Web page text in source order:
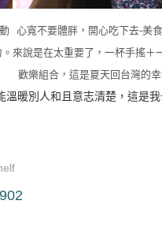
心寬不要體胖，開心吃下去-美
來說是在太重要了，一杯手搖＋
歡樂組合，這是夏天回台灣的幸
暖別人和且意志清楚，這是